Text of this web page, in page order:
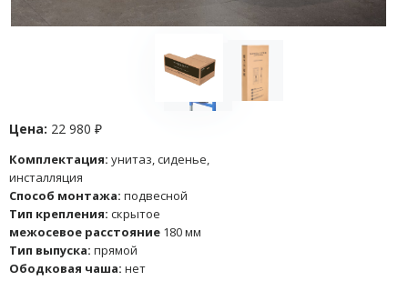
Комплектация: унитаз, сиденье,
инсталляция
Способ монтажа: подвесной
Тип крепления: скрытое
межосевое расстояние 180 мм
Тип выпуска: прямой
Ободковая чаша: нет
Цена: 22 980 ₽